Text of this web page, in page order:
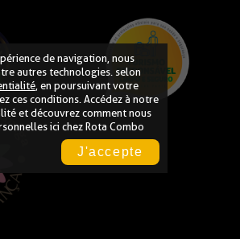
de navigation, nous
autres technologies. selon
, en poursuivant votre
ces conditions. Accédez à notre
et découvrez comment nous
ici chez Rota Combo
J'accepte